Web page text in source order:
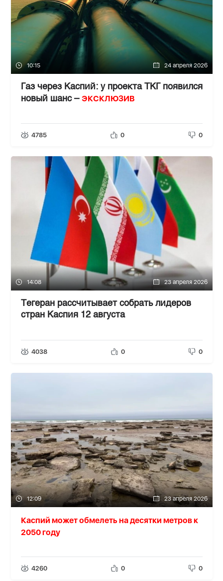
10:15 24 апреля 2026
Газ через Каспий: у проекта ТКГ появился
новый шанс – ЭКСКЛЮЗИВ
4785 0 0
14:08 23 апреля 2026
Тегеран рассчитывает собрать лидеров
стран Каспия 12 августа
4038 0 0
12:09 23 апреля 2026
Каспий может обмелеть на десятки метров к
2050 году
4260 0 0